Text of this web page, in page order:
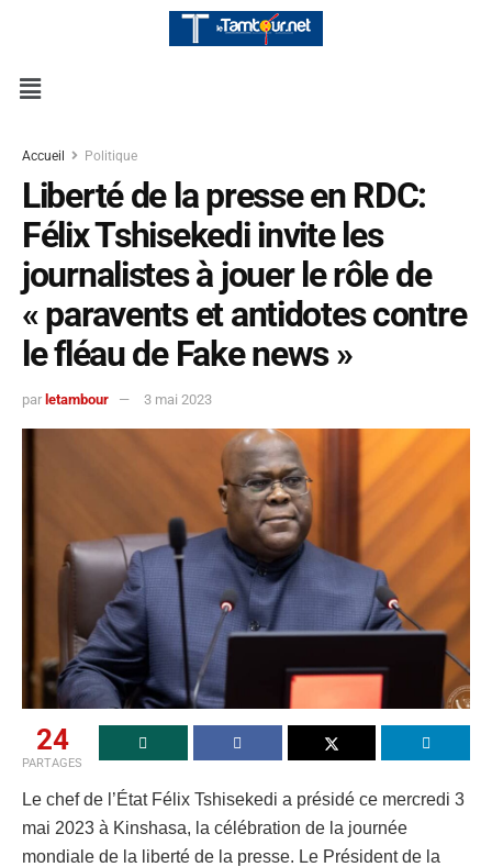
Accueil Politique
Liberté de la presse en RDC:
Félix Tshisekedi invite les
journalistes à jouer le rôle de
« paravents et antidotes contre
le fléau de Fake news »
par letambour 3 mai 2023
24
PARTAGES
Le chef de l’État Félix Tshisekedi a présidé ce mercredi 3
mai 2023 à Kinshasa, la célébration de la journée
mondiale de la liberté de la presse. Le Président de la